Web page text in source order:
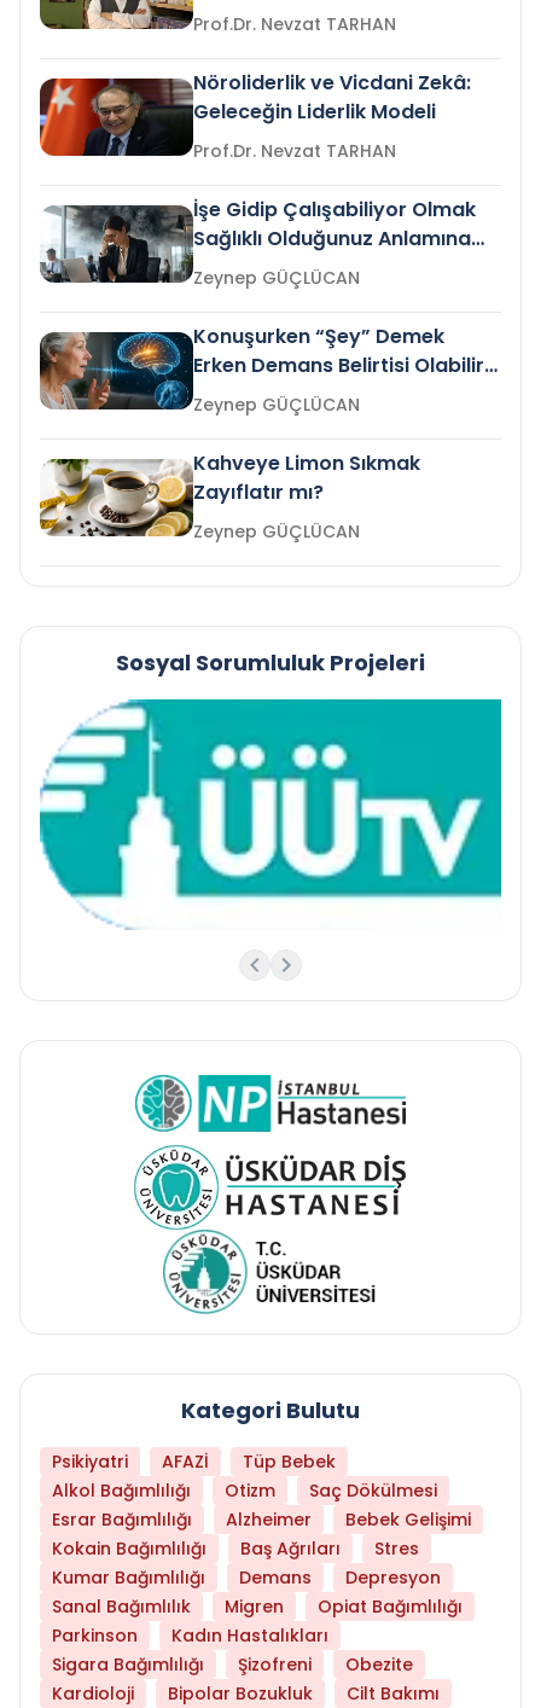
Prof.Dr. Nevzat TARHAN
Nöroliderlik ve Vicdani Zekâ:
Geleceğin Liderlik Modeli
Prof.Dr. Nevzat TARHAN
İşe Gidip Çalışabiliyor Olmak
Sağlıklı Olduğunuz Anlamına
Gelir mi?Zeynep GÜÇLÜCAN
Konuşurken “Şey” Demek
Erken Demans Belirtisi Olabilir
mi?
Zeynep GÜÇLÜCAN
Kahveye Limon Sıkmak
Zayıflatır mı?
Zeynep GÜÇLÜCAN
Sosyal Sorumluluk Projeleri
Kategori Bulutu
Psikiyatri AFAZİ
Tüp Bebek
Alkol Bağımlılığı
Otizm
Saç Dökülmesi
Esrar Bağımlılığı
Alzheimer
Bebek Gelişimi
Kokain Bağımlılığı
Baş Ağrıları
Stres
Kumar Bağımlılığı
Demans
Depresyon
Sanal Bağımlılık
Migren
Opiat Bağımlılığı
Parkinson
Kadın Hastalıkları
Sigara Bağımlılığı
Şizofreni
Obezite
Kardioloji
Bipolar Bozukluk Cilt Bakımı